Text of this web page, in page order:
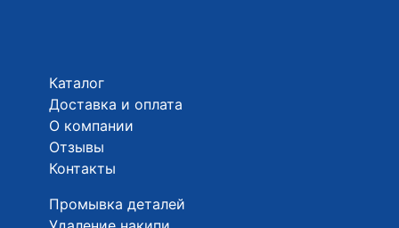
Каталог
Доставка и оплата
О компании
Отзывы
Контакты
Промывка деталей